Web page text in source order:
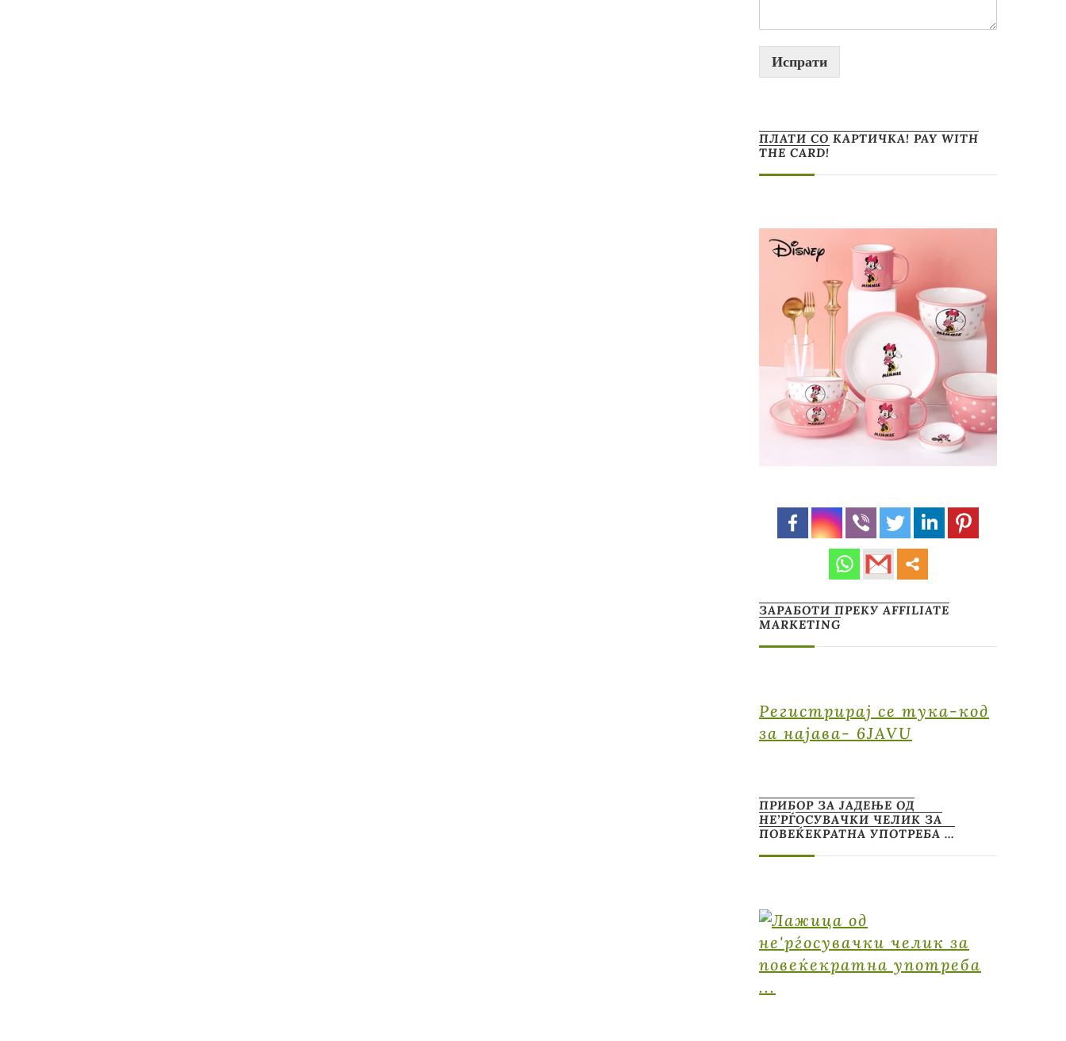
Испрати
ПЛАТИ СО КАРТИЧКА! PAY WITH
THE CARD!
ЗАРАБОТИ ПРЕКУ AFFILIATE
MARKETING
Регистрирај се тука-код
за најава- 6JAVU
ПРИБОР ЗА ЈАДЕЊЕ ОД
НЕ’РЃОСУВАЧКИ ЧЕЛИК ЗА
ПОВЕЌЕКРАТНА УПОТРЕБА …